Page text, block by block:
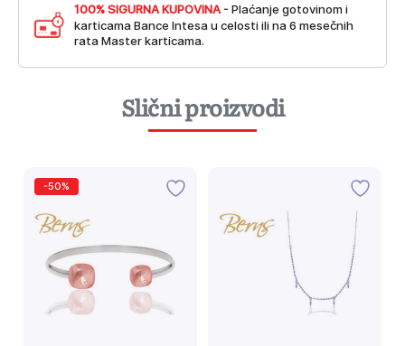
100% SIGURNA KUPOVINA - Plaćanje gotovinom i
karticama Bance Intesa u celosti ili na 6 mesečnih
rata Master karticama.
Slični proizvodi
-50%